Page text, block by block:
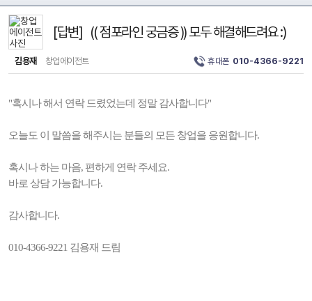
[답변] (( 점포라인 궁금증 )) 모두 해결해드려요 :)
김용재 창업에이전트 휴대폰 010-4366-9221
"혹시나 해서 연락 드렸었는데 정말 감사합니다"
오늘도 이 말씀을 해주시는 분들의 모든 창업을 응원합니다.
혹시나 하는 마음, 편하게 연락 주세요.
바로 상담 가능합니다.
감사합니다.
010-4366-9221 김용재 드림